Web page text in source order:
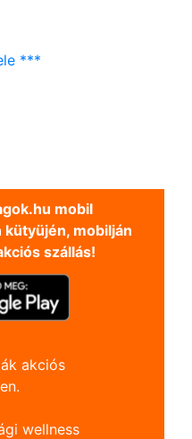
***
mobil
mobilján
szállás!
akciós
wellness